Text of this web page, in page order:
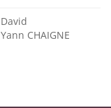
David
Yann CHAIGNE